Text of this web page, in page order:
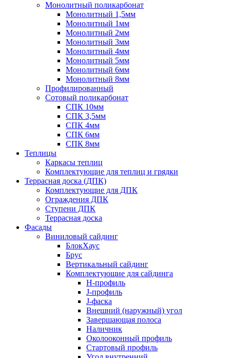
Монолитный поликарбонат
Монолитный 1,5мм
Монолитный 1мм
Монолитный 2мм
Монолитный 3мм
Монолитный 4мм
Монолитный 5мм
Монолитный 6мм
Монолитный 8мм
Профилированный
Сотовый поликарбонат
СПК 10мм
СПК 3,5мм
СПК 4мм
СПК 6мм
СПК 8мм
Теплицы
Каркасы теплиц
Комплектующие для теплиц и грядки
Террасная доска (ДПК)
Комплектующие для ДПК
Ограждения ДПК
Ступени ДПК
Террасная доска
Фасады
Виниловый сайдинг
БлокХаус
Брус
Вертикальный сайдинг
Комплектующие для сайдинга
H-профиль
J-профиль
J-фаска
Внешний (наружный) угол
Завершающая полоса
Наличник
Околооконный профиль
Стартовый профиль